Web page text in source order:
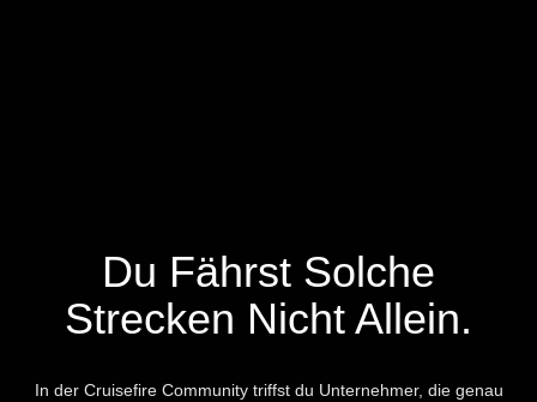
Du Fährst Solche
Strecken Nicht Allein.
In der Cruisefire Community triffst du Unternehmer, die genau